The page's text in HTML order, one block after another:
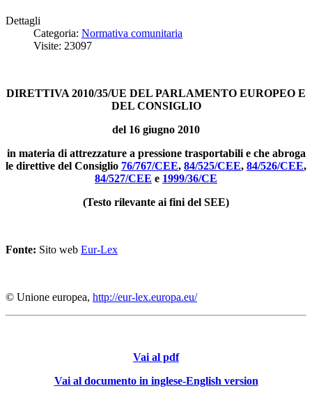
Dettagli
Categoria: Normativa comunitaria
Visite: 23097
DIRETTIVA 2010/35/UE DEL PARLAMENTO EUROPEO E
DEL CONSIGLIO
del 16 giugno 2010
in materia di attrezzature a pressione trasportabili e che abroga
le direttive del Consiglio 76/767/CEE, 84/525/CEE, 84/526/CEE,
84/527/CEE e 1999/36/CE
(Testo rilevante ai fini del SEE)
Fonte: Sito web Eur-Lex
© Unione europea, http://eur-lex.europa.eu/
Vai al pdf
Vai al documento in inglese-English version